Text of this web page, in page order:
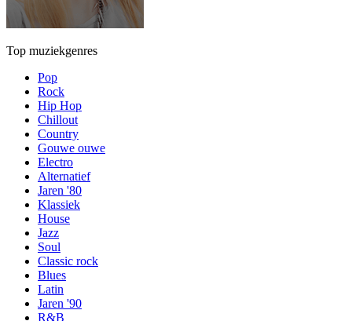
Top muziekgenres
Pop
Rock
Hip Hop
Chillout
Country
Gouwe ouwe
Electro
Alternatief
Jaren '80
Klassiek
House
Jazz
Soul
Classic rock
Blues
Latin
Jaren '90
R&B